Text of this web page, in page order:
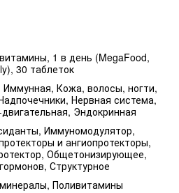
1 в день (MegaFood,
30 таблеток
Иммунная, Кожа, волосы, ногти,
Нервная система,
Эндокринная
Иммуномодулятор,
и ангиопротекторы,
Общетонизирующее,
Структурное
Поливитамины